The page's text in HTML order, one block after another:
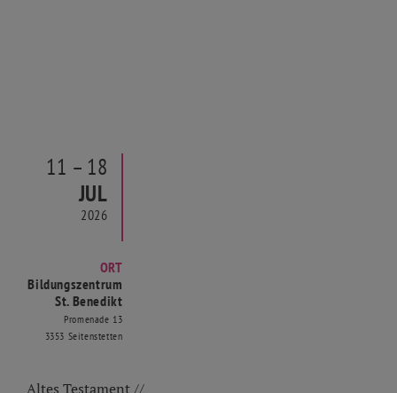
11 – 18
JUL
2026
ORT
Bildungszentrum
St. Benedikt
Promenade 13
3353 Seitenstetten
Altes Testament //